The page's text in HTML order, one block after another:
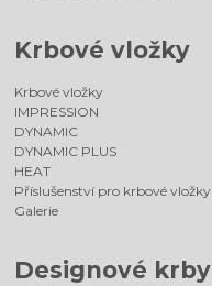
Krbové vložky
Krbové vložky
IMPRESSION
DYNAMIC
DYNAMIC PLUS
HEAT
Příslušenství pro krbové vložky
Galerie
Designové krby